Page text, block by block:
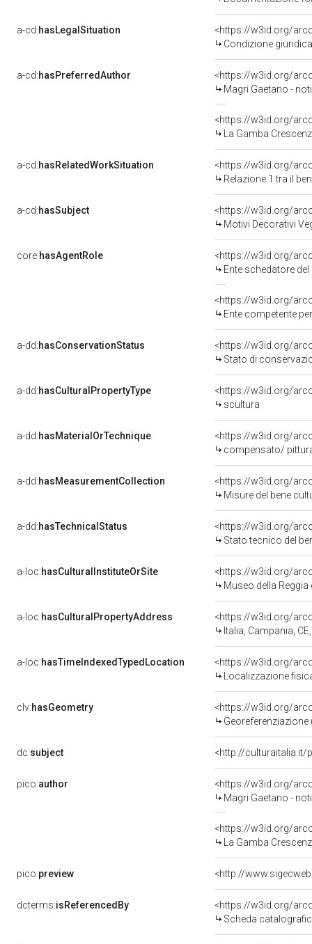
a-cd:hasLegalSituation
<https://w3id.org/
Condizione
a-cd:hasPreferredAuthor
<https://w3id.org/
Magri Gaetano -
<https://w3id.org/
La Gamba
a-cd:hasRelatedWorkSituation
<https://w3id.org/
Relazione 1 tra il
a-cd:hasSubject
<https://w3id.org/
Motivi Decorativi
core:hasAgentRole
<https://w3id.org/
Ente schedatore del
<https://w3id.org/
Ente competente
a-dd:hasConservationStatus
<https://w3id.org/
Stato di
a-dd:hasCulturalPropertyType
<https://w3id.org/
scultura
a-dd:hasMaterialOrTechnique
<https://w3id.org/
compensato/
a-dd:hasMeasurementCollection
<https://w3id.org/
Misure del bene
a-dd:hasTechnicalStatus
<https://w3id.org/
Stato tecnico del
a-loc:hasCulturalInstituteOrSite
<https://w3id.org/
Museo della Reggia
a-loc:hasCulturalPropertyAddress
<https://w3id.org/
Italia, Campania,
a-loc:hasTimeIndexedTypedLocation
<https://w3id.org/
Localizzazione
clv:hasGeometry
<https://w3id.org/
dc:subject <http://culturaitalia.it/
pico:author
<https://w3id.org/
Magri Gaetano -
<https://w3id.org/
La Gamba
pico:preview
dcterms:isReferencedBy
<https://w3id.org/
Scheda